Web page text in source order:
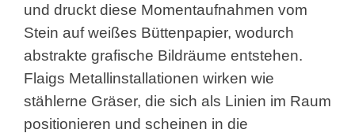
und druckt diese Momentaufnahmen vom
Stein auf weißes Büttenpapier, wodurch
abstrakte grafische Bildräume entstehen.
Flaigs Metallinstallationen wirken wie
stählerne Gräser, die sich als Linien im Raum
positionieren und scheinen in die